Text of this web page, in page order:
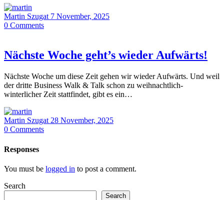
Martin Szugat 7 November, 2025
0 Comments
Nächste Woche geht’s wieder Aufwärts!
Nächste Woche um diese Zeit gehen wir wieder Aufwärts. Und weil
der dritte Business Walk & Talk schon zu weihnachtlich-
winterlicher Zeit stattfindet, gibt es ein…
Martin Szugat 28 November, 2025
0 Comments
Responses
You must be logged in to post a comment.
Search
Search